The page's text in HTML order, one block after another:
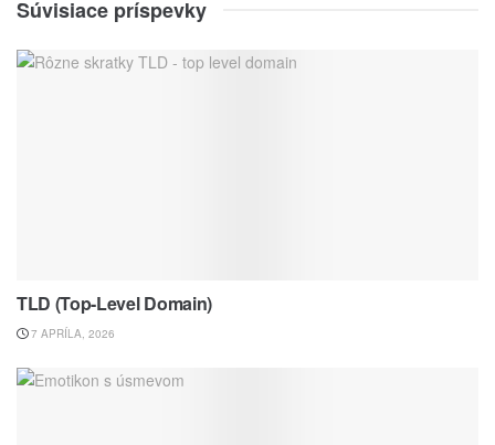
Súvisiace príspevky
TLD (Top-Level Domain)
7 APRÍLA, 2026